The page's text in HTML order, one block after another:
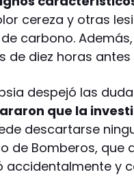
cereza y otras
carbono.
de diez horas antes
despejó las
que la
descartarse
de Bomberos, que
accidentalmente y